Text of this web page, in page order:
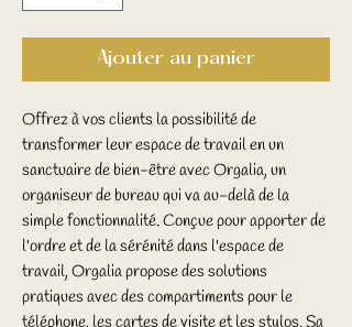
Ajouter au panier
Offrez à vos clients la possibilité de
transformer leur espace de travail en un
sanctuaire de bien-être avec Orgalia, un
organiseur de bureau qui va au-delà de la
simple fonctionnalité. Conçue pour apporter de
l'ordre et de la sérénité dans l'espace de
travail, Orgalia propose des solutions
pratiques avec des compartiments pour le
téléphone, les cartes de visite et les stylos. Sa